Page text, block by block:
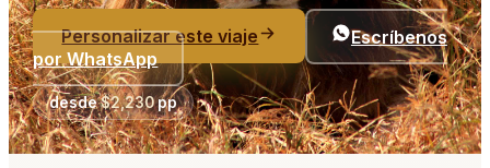
Personalizar este viaje
Escríbenos
por WhatsApp
desde$2,230pp